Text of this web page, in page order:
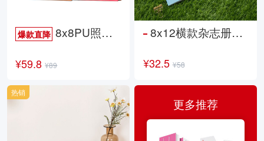
爆款直降 8x8PU照片书NewLife
¥59.8 ¥89
8x12横款杂志册26p
¥32.5 ¥58
热销
更多推荐